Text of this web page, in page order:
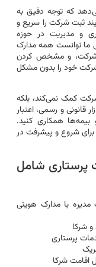
مشتریان ثبت 24 نشان می‌دهد که توجه دقیق به
ثبت شرکت را سریع و
و مدیریت در حوزه
ما توانست همه مدارک
شرکت، و مشخص کردن
شرکت خود را بدون مشکل
کمک نمی‌کند، بلکه
و رسمی، اعتبار
بیمه‌ها همکاری کنید.
برای شروع و پیشرفت در
شامل
با مدارک هویتی
و شرکا
پرستاری
شرکا